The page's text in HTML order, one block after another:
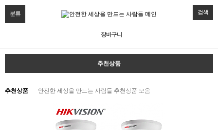
분류 검색
장바구니
추천상품
추천상품 안전한 세상을 만드는 사람들 추천상품 모음